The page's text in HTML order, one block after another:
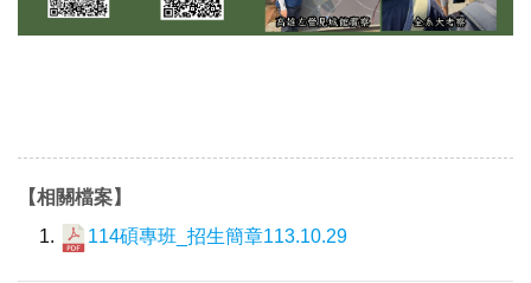
【相關檔案】
114碩專班_招生簡章113.10.29